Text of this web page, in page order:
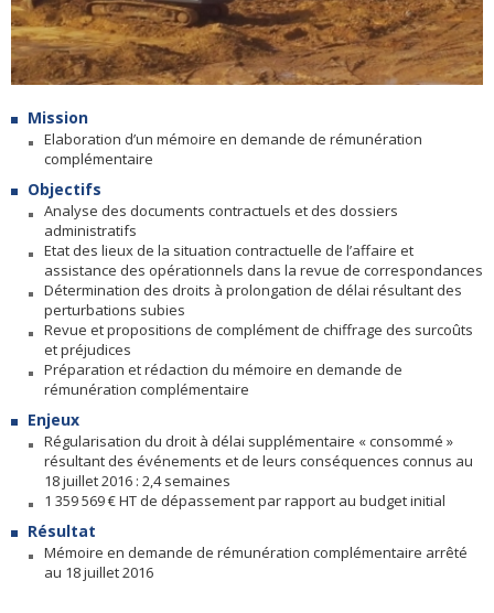
Mission
Elaboration d’un mémoire en demande de rémunération
complémentaire
Objectifs
Analyse des documents contractuels et des dossiers
administratifs
Etat des lieux de la situation contractuelle de l’affaire et
assistance des opérationnels dans la revue de correspondances
Détermination des droits à prolongation de délai résultant des
perturbations subies
Revue et propositions de complément de chiffrage des surcoûts
et préjudices
Préparation et rédaction du mémoire en demande de
rémunération complémentaire
Enjeux
Régularisation du droit à délai supplémentaire « consommé »
résultant des événements et de leurs conséquences connus au
18 juillet 2016 : 2,4 semaines
1 359 569 € HT de dépassement par rapport au budget initial
Résultat
Mémoire en demande de rémunération complémentaire arrêté
au 18 juillet 2016